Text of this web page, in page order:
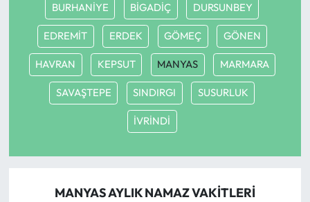
BURHANİYE BİGADİÇ DURSUNBEY
EDREMİT ERDEK GÖMEÇ GÖNEN
HAVRAN KEPSUT MANYAS MARMARA
SAVAŞTEPE SINDIRGI SUSURLUK
İVRİNDİ
MANYAS AYLIK NAMAZ VAKITLERI